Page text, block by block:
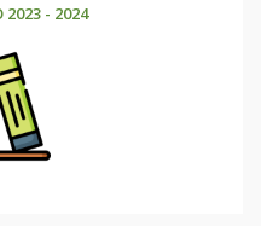
2023 - 2024